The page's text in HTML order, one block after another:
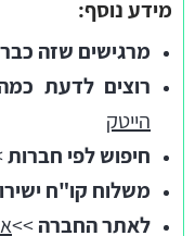
מידע נוסף:
מרגישים שזה
רוצים לדעת
הייטק
חיפוש לפי חברות
משלוח קו"ח
לאתר החברה>>